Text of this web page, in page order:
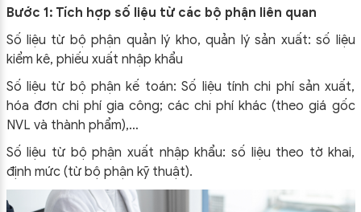
Bước 1: Tích hợp số liệu từ các bộ phận liên quan
Số liệu từ bộ phận quản lý kho, quản lý sản xuất: số liệu
kiểm kê, phiếu xuất nhập khẩu
Số liệu từ bộ phận kế toán: Số liệu tính chi phí sản xuất,
hóa đơn chi phí gia công; các chi phí khác (theo giá gốc
NVL và thành phẩm),…
Số liệu từ bộ phận xuất nhập khẩu: số liệu theo tờ khai,
định mức (từ bộ phận kỹ thuật).